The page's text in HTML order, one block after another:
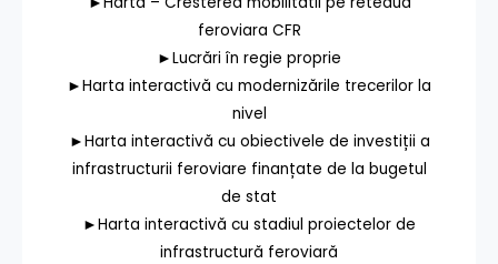
feroviara CFR
►Lucrări în regie proprie
►Harta interactivă cu modernizările trecerilor la
nivel
►Harta interactivă cu obiectivele de investiții a
infrastructurii feroviare finanțate de la bugetul
de stat
►Harta interactivă cu stadiul proiectelor de
infrastructură feroviară